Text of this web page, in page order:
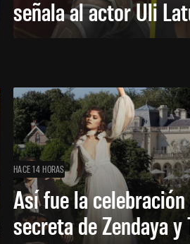
señala al actor Uli
HACE 14 HORAS
Así fue la
secreta de Zendaya y